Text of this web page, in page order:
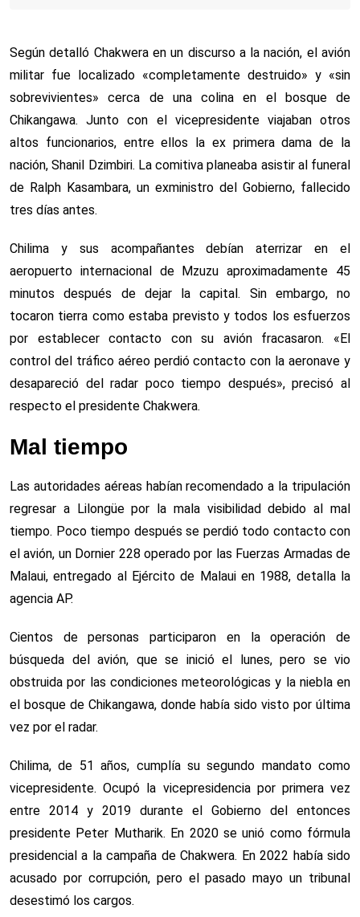
Según detalló Chakwera en un discurso a la nación, el avión
militar fue localizado «completamente destruido» y «sin
sobrevivientes» cerca de una colina en el bosque de
Chikangawa. Junto con el vicepresidente viajaban otros
altos funcionarios, entre ellos la ex primera dama de la
nación, Shanil Dzimbiri. La comitiva planeaba asistir al funeral
de Ralph Kasambara, un exministro del Gobierno, fallecido
tres días antes.
Chilima y sus acompañantes debían aterrizar en el
aeropuerto internacional de Mzuzu aproximadamente 45
minutos después de dejar la capital. Sin embargo, no
tocaron tierra como estaba previsto y todos los esfuerzos
por establecer contacto con su avión fracasaron. «El
control del tráfico aéreo perdió contacto con la aeronave y
desapareció del radar poco tiempo después», precisó al
respecto el presidente Chakwera.
Mal tiempo
Las autoridades aéreas habían recomendado a la tripulación
regresar a Lilongüe por la mala visibilidad debido al mal
tiempo. Poco tiempo después se perdió todo contacto con
el avión, un Dornier 228 operado por las Fuerzas Armadas de
Malaui, entregado al Ejército de Malaui en 1988, detalla la
agencia AP.
Cientos de personas participaron en la operación de
búsqueda del avión, que se inició el lunes, pero se vio
obstruida por las condiciones meteorológicas y la niebla en
el bosque de Chikangawa, donde había sido visto por última
vez por el radar.
Chilima, de 51 años, cumplía su segundo mandato como
vicepresidente. Ocupó la vicepresidencia por primera vez
entre 2014 y 2019 durante el Gobierno del entonces
presidente Peter Mutharik. En 2020 se unió como fórmula
presidencial a la campaña de Chakwera. En 2022 había sido
acusado por corrupción, pero el pasado mayo un tribunal
desestimó los cargos.